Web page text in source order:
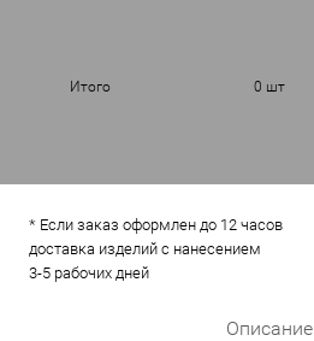
Итого 0 шт
* Если заказ оформлен до 12 часов
доставка изделий с нанесением
3-5 рабочих дней
Описание